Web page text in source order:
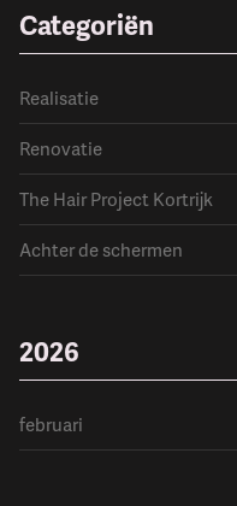
Categoriën
Realisatie
Renovatie
The Hair Project Kortrijk
Achter de schermen
2026
februari